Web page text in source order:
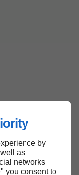
by
as
networks
you consent to